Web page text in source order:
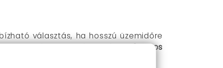
választás, ha hosszú üzemidőre
a tartós működést, míg a3.7V-os